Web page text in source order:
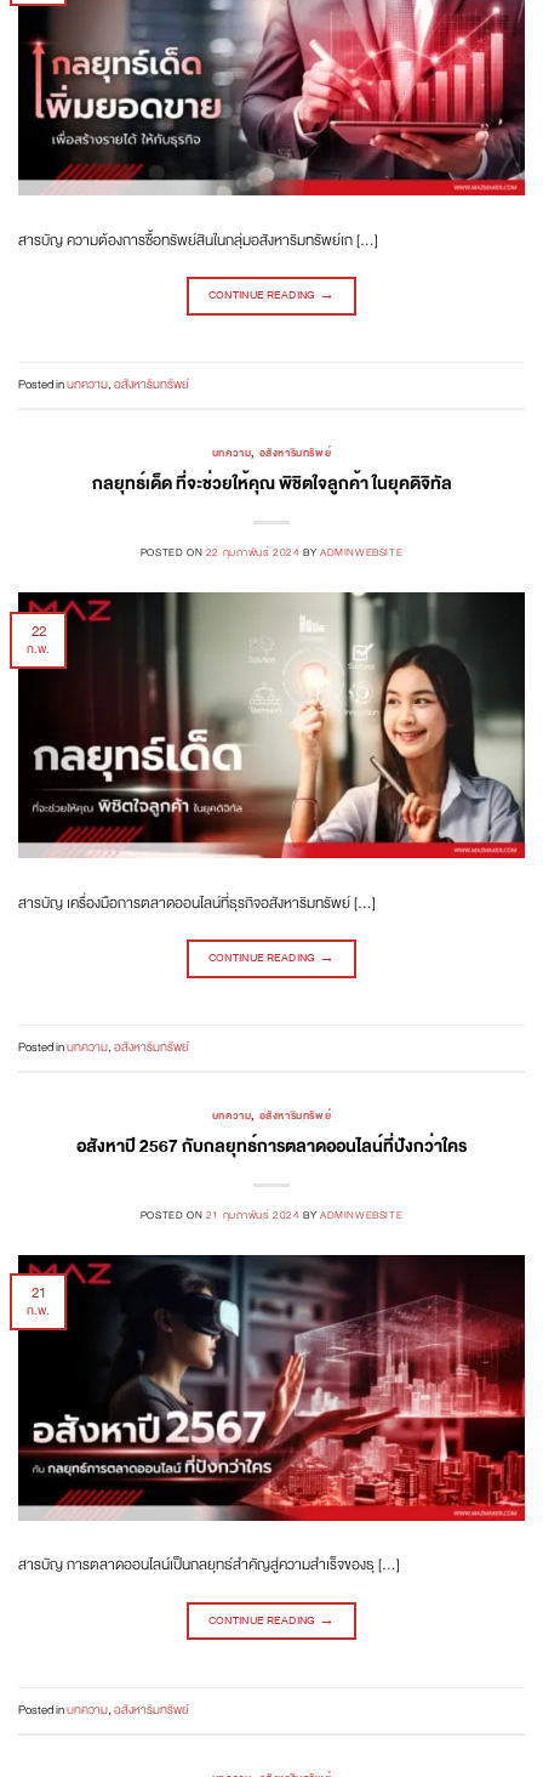
สารบัญ ความต้องการซื้อทรัพย์สินในกลุ่มอสังหาริมทรัพย์เก […]
CONTINUE READING →
Posted inบทความ,อสังหาริมทรัพย์
บทความ, อสังหาริมทรัพย์
กลยุทธ์เด็ด ที่จะช่วยให้คุณ พิชิตใจลูกค้า ในยุคดิจิทัล
POSTED ON 22 กุมภาพันธ์ 2024 BYADMINWEBSITE
22
ก.พ.
สารบัญ เครื่องมือการตลาดออนไลน์ที่ธุรกิจอสังหาริมทรัพย์ […]
CONTINUE READING →
Posted inบทความ,อสังหาริมทรัพย์
บทความ, อสังหาริมทรัพย์
อสังหาปี 2567 กับกลยุทธ์การตลาดออนไลน์ที่ปังกว่าใคร
POSTED ON 21 กุมภาพันธ์ 2024 BYADMINWEBSITE
21
ก.พ.
สารบัญ การตลาดออนไลน์เป็นกลยุทธ์สำคัญสู่ความสำเร็จของธุ […]
CONTINUE READING →
Posted inบทความ,อสังหาริมทรัพย์